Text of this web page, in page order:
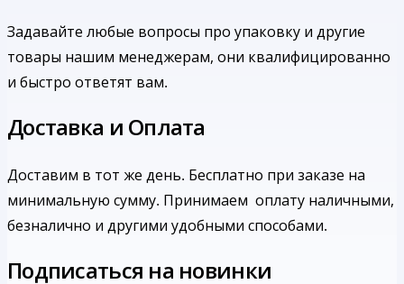
Задавайте любые вопросы про упаковку и другие
товары нашим менеджерам, они квалифицированно
и быстро ответят вам.
Доставка и Оплата
Доставим в тот же день. Бесплатно при заказе на
минимальную сумму. Принимаем оплату наличными,
безналично и другими удобными способами.
Подписаться на новинки